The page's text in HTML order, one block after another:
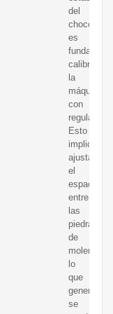
del
chocolate,
es
calibrar
la
máquina
con
Esto
implica
ajustar
el
espacio
entre
las
piedras
de
moler,
lo
que
se